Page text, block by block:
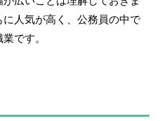
人気が高く、公務員の中で
です。